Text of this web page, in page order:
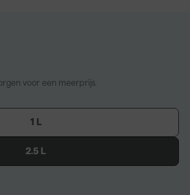
voor een meerprijs.
1 L
2.5 L